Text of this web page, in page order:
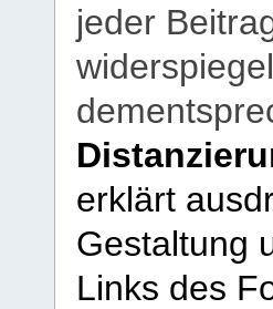
jeder
erklärt
Gestaltung
Links des